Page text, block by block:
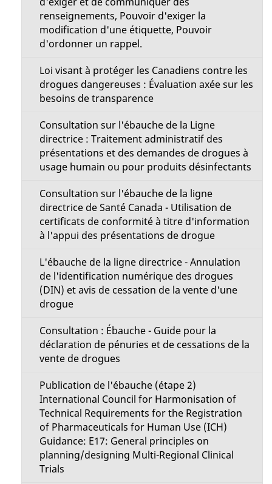
renseignements, Pouvoir d'exiger la
modification d'une étiquette, Pouvoir
d'ordonner un rappel.
Loi visant à protéger les Canadiens contre les
drogues dangereuses : Évaluation axée sur les
besoins de transparence
Consultation sur l'ébauche de la Ligne
directrice : Traitement administratif des
présentations et des demandes de drogues à
usage humain ou pour produits désinfectants
Consultation sur l'ébauche de la ligne
directrice de Santé Canada - Utilisation de
certificats de conformité à titre d'information
à l'appui des présentations de drogue
L'ébauche de la ligne directrice - Annulation
de l'identification numérique des drogues
(DIN) et avis de cessation de la vente d'une
drogue
Consultation : Ébauche - Guide pour la
déclaration de pénuries et de cessations de la
vente de drogues
Publication de l'ébauche (étape 2)
International Council for Harmonisation of
Technical Requirements for the Registration
of Pharmaceuticals for Human Use (ICH)
Guidance: E17: General principles on
planning/designing Multi-Regional Clinical
Trials